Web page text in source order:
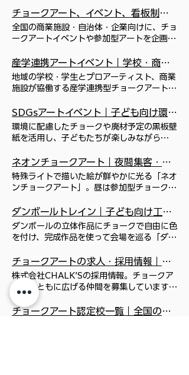
画です。 お絵描き＋アーティスト仕事体験
＋作品展示と付加価値が重なり 素敵な思い
出として残る複合型アートイベントで 参加
する方達のみでなく、一般来場者も観賞を楽
信も兼ね備えたイベントです。 お絵かきを
楽しみながら アーティストと一緒にアート
描く アーティスト体験は希少価値が高く 満
影する 姿はどの会場でも多く見られます。
屋内での巨大アート制作は 雨天でも安心し
て開催でき 参加者が施設内を回遊した後に
アートの完成した姿を見に戻る ご家族も多
屋外での巨大アート制作は 開放的な場所で
アートづくりに 没頭でき参加満足度も高く
視覚認知も抜群のため より多くの方へ認知
とあがります！ No posts published in
this language yet Once posts are
published, you’ll see them here. イベン
しめる親子参加型アートイベントです。 参
加者の作品を雨などで流れて自然に消えるま
で残すことで 子供達のアートが残った道に
は、環境・人体にも無害のダストレスチョー
クで排水溝にも流せる安心素材です。 子ど
もはもちろん、大人や高齢者も 童心に帰っ
て懐かしのお絵描きを楽しむ本イベントは
リー向けの屋外集客に最適です。 子どもは
もちろん 大人や高齢者も童心に帰って 懐か
しのお絵描きを楽しめるのが アウトドアチ
所に 好きな色のチョークで 好きな絵を好き
なだけ描けるのは 子ども達の参加意欲を掻
き立て 非日常体験として とても喜ばれるイ
ベントです。 参加者の“作品”は、雨などで
のアートが残った道には 自然と人通りが生
まれます。 No posts published in this
language yet Once posts are
ト開催の全事例はこちら
て、“つくる楽しさ”と“仕事を知る体験”を同
時に楽しめる体験型イベントです。 カレン
ダーや時計、メッセージボードなどのオリジ
ナル作品づくりをはじめ、チョークアート看
作する職業体験型ワークショップなど、多彩
なコンテンツを展開。 季節のカレンダーや
時計、メッセージボードなど、オリジナル作
す。 完成した作品は持ち帰ることができ、
思い出として残る体験型コンテンツとして人
気を集めています。 “チョークアート看板ア
ーティスト”になりきり、カフェやショップ
ショップです。 プロアーティストのレクチ
ャーを受けながら、本格的なチョークアート
制作に挑戦できます。 描く・つくる体験を
体験型イベントです。 アートやものづくり
をきっかけに、新しい興味や将来の職業選択
肢へつながる機会を提供しています。 No
posts published in this language yet
them here. イベント開催の全事例はこちら
初めてでも安心。完成作品は季節装飾や子ど
も作品展、フォトスポットとして展示でき、
ファミリー集客や再来店につながります。
非日常体験 施設のガラス面をキャンバスと
して活用し、普段はなかなか体験できな
い“ガラスに描く”特別なお絵かき体験を楽し
める参加型アートイベントです。 プロのチ
と、小さなお子さまから大人の方まで安心し
てご参加いただけます。完成した作品は展示
として空間を彩り、イベント後もお楽しみい
ツです。 本番前に講師による チョークでの
描き方を ガラスで実演講習することで 初め
ての子ども達でも上手に 描けるように構成
することで、 参加者満足度とアート装飾と
けない場所に 好きな色のチョークで 好きな
絵を好きなだけ描けるのは 子ども達の参加
意欲を掻き立て 非日常体験として とても喜
ラスアートは こども作品展を兼ねて季節装
飾として 色鮮やかに館内を彩ります！ 展示
期間中に再来店される ご家族も多くみられ
リピート集客も兼ねたイベントです。 No
posts published in this language yet
Once posts are published, you’ll see
チョークアート、イベント、看板制作 | Chalkandsignart
全国の商業施設・自治体・企業向けに、チョ
ークアートイベントや参加型アートを企画・
ト（株式会社CHALK’S）。商業施設イベン
ト、ファミリーイベント、産学連携企画を、
デザインから当日運営まで一貫対応します。
チョークアートを通じて、誰もが参加できる
創造の場を社会に広げます。 Information
Information 一覧ページ No posts
published in this language yet Once
here. アンカー 1 What's NEW! Topics,
Chalk Art Events & Latest Case
Studies Chalkandsignart \ アートイベン
ート最新事例 / No posts published in
this language yet Once posts are
published, you’ll see them here. No
posts published in this language yet
them here. No posts published in this
language yet Once posts are
published, you’ll see them here. 一覧ペ
ージ 一覧ページ 一覧ページ What's NEW!
Topics, Chalk Art Events & Latest Case
産学連携アートイベント｜学校・商業施設・地域連携｜CHALK’S
地域の学校・学生とプロアーティスト、商業
施設が協働する産学連携型チョークアートイ
流を通じて、学生の社会体験・キャリア教育
と、地域交流・施設のにぎわい創出を実現し
ます。企画から当日運営まで全国対応しま
す。 産学連携イベント Industry-
Academia CollaborationEvents 地域の学
校と連携し、学生たちがプロアーティストと
ともに実際のイベント制作へ参加する産学連
携型アートイベントです。 商業施設という
作品を制作する経験は、学生たちにとって貴
重な社会体験となります。 また、学校・地
域・商業施設が連携することで、“地域全体
を生み出しています。 学校単独企画では難
しい“実際のお客様と接する場”を、商業施設
というリアルな空間で体験できます。プロア
ーティストとの共同制作を通じて、実践的な
学びを提供。社会とつながる経験が、生徒た
ちの成長や視野の広がりにつながります。
SDGsアートイベント｜子ども向け環境学習・商業施設企画｜CHALK’S
環境に配慮したチョークや廃材予定の黒板壁
紙を活用し、子どもたちが楽しみながら
施設・自治体向けに、巨大アートやワークシ
ョップを企画・運営し、開催後の作品展示に
よる取り組み発信にもつなげます。 S D G s
通じてSDGsの理解を深めるアートイベント
も、 昨今では人気を集めているアートコン
テンツです。 環境をテーマにした作品モチ
ーフを設定し、 画材に環境に優しいチョー
用し、 モチーフや画材等を通して、環境に
関連したSDGs目標を中心に、 SDGsの目的
や意義を楽しみながら知る参加型巨大アート
のイベントが人気です。 参加者には、SDGs
デザインのオリジナルチョークアート缶バッ
ジを 参加賞として配る特典はどの会場でも
ネオンチョークアート｜夜間集客・ライトアップイベント｜CHALK’S
特殊ライトで描いた絵が鮮やかに光る「ネオ
ンチョークアート」。昼は参加型チョークア
ポットへ変化します。商業施設・自治体の夜
間集客、季節催事、ナイトイベントを全国で
企画・運営します。 ネオンチョークアート
(商標登録出願中) Neon Chalk Art No
posts published in this language yet
Once posts are published, you’ll see
them here. イベント開催の全事例はこちら
ダンボールトレイン｜子ども向け工作・回遊型イベント｜CHALK’S
ダンボールの立体作品にチョークで自由に色
を付け、完成作品を使って会場を巡る「ダン
さを組み合わせた、商業施設・自治体向けの
親子参加型イベントを全国で企画・運営しま
す。 ダンボールトレイン (商標登録出願中)
Cardboard Train No posts published in
this language yet Once posts are
published, you’ll see them here. イベン
チョークアートの求人・採用情報｜株式会社CHALK’S
株式会社CHALK’Sの採用情報。チョークア
ートをともに広げる仲間を募集しています。
現在募集中の仕事内容や応募方法をご案内。
求人サイトまたは応募フォームからご応募い
チョークアート認定校一覧｜全国の認定教室｜CHALK’S